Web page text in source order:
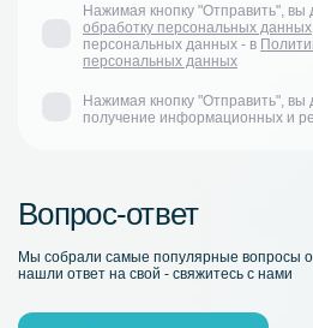
Нажимая кнопку "Отправить", вы
обработку персональных данных
персональных данных - в
персональных данных
Нажимая кнопку "Отправить", вы
получение информационных и
Вопрос-ответ
Мы собрали самые популярные вопросы
нашли ответ на свой - свяжитесь с нами